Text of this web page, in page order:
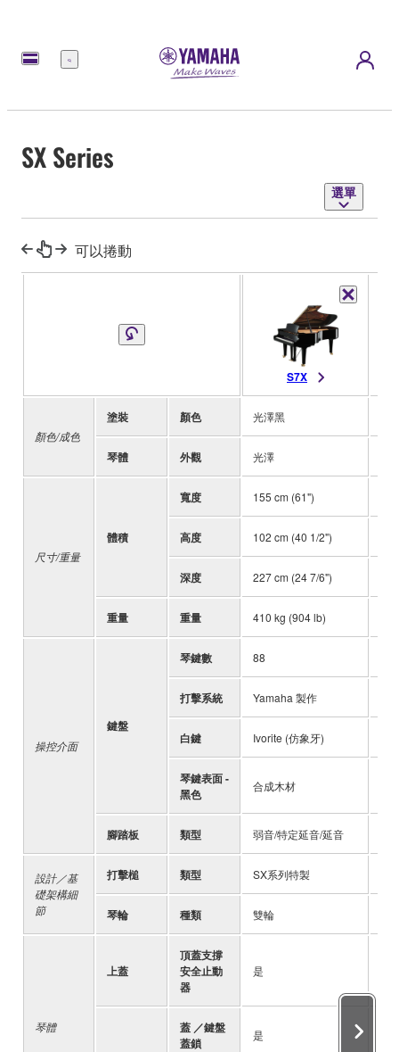
選
SX Series
選單
可以捲動
S7X
顏色/成色
塗裝 顏色 光澤黑
琴體 外觀 光澤
尺寸/重量
體積
寬度 155 cm (61")
高度 102 cm (40 1/2")
深度 227 cm (24 7/6")
重量 重量 410 kg (904 lb)
操控介面
鍵盤
琴鍵數 88
打擊系統 Yamaha 製作
白鍵 Ivorite (仿象牙)
琴鍵表面 -
黑色
合成木材
腳踏板 類型 弱音/特定延音/延音
設計／基
礎架構細
節
打擊槌 類型 SX系列特製
琴輪 種類 雙輪
琴體
上蓋
頂蓋支撐
安全止動
器
是
蓋 ／鍵盤
蓋鎖
是